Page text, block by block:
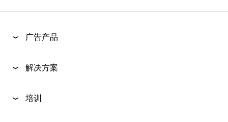
广告产品
解决方案
培训